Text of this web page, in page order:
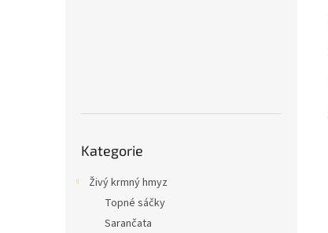
kategorie
Kategorie
Živý krmný hmyz
Topné sáčky
Sarančata